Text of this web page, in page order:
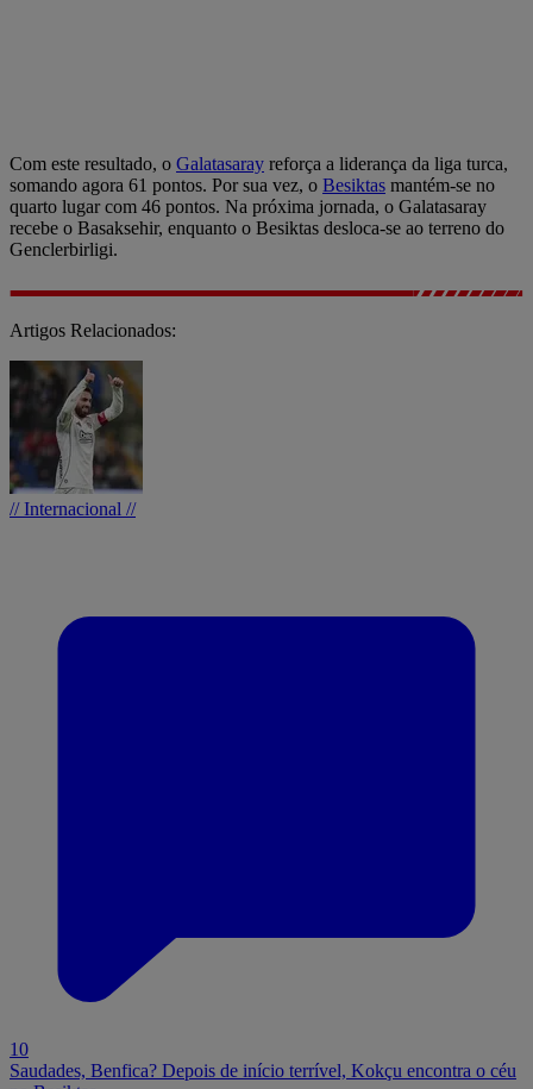
Com este resultado, o Galatasaray reforça a liderança da liga turca,
somando agora 61 pontos. Por sua vez, o Besiktas mantém-se no
quarto lugar com 46 pontos. Na próxima jornada, o Galatasaray
recebe o Basaksehir, enquanto o Besiktas desloca-se ao terreno do
Genclerbirligi.
Artigos Relacionados:
// Internacional //
10
Saudades, Benfica? Depois de início terrível, Kokçu encontra o céu